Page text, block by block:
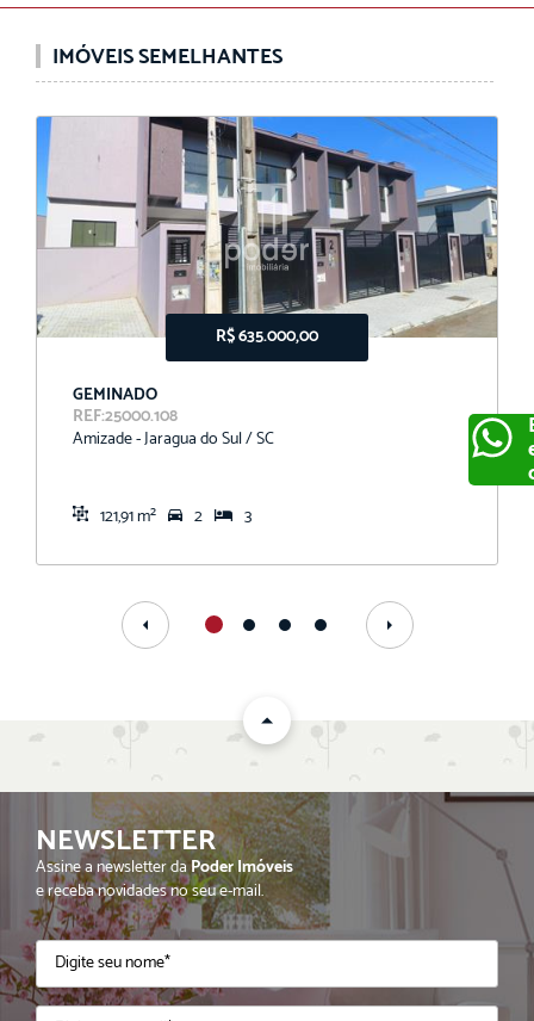
IMÓVEIS SEMELHANTES
R$ 635.000,00
GEMINADO
REF:25000.108
Amizade - Jaragua do Sul / SC
121,91 m² 2 3
NEWSLETTER
Assine a newsletter daPoder Imóveis
e receba novidades no seu e-mail.